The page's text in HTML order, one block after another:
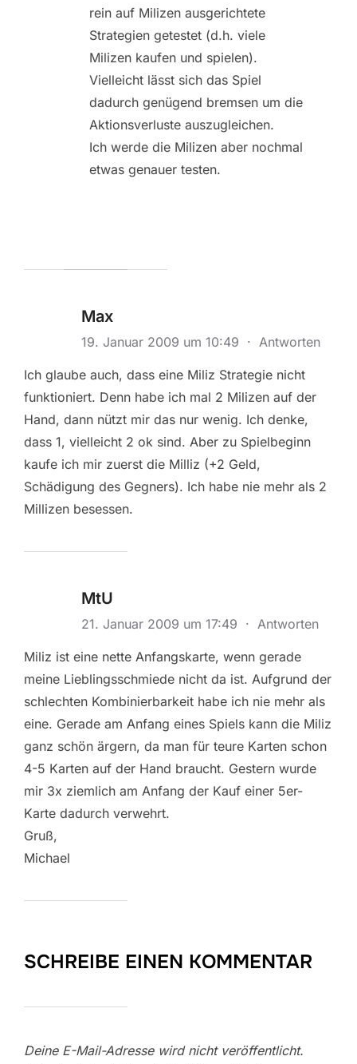
rein auf Milizen ausgerichtete
Strategien getestet (d.h. viele
Milizen kaufen und spielen).
Vielleicht lässt sich das Spiel
dadurch genügend bremsen um die
Aktionsverluste auszugleichen.
Ich werde die Milizen aber nochmal
etwas genauer testen.
Max
19. Januar 2009 um 10:49 · Antworten
Ich glaube auch, dass eine Miliz Strategie nicht
funktioniert. Denn habe ich mal 2 Milizen auf der
Hand, dann nützt mir das nur wenig. Ich denke,
dass 1, vielleicht 2 ok sind. Aber zu Spielbeginn
kaufe ich mir zuerst die Milliz (+2 Geld,
Schädigung des Gegners). Ich habe nie mehr als 2
Millizen besessen.
MtU
21. Januar 2009 um 17:49 · Antworten
Miliz ist eine nette Anfangskarte, wenn gerade
meine Lieblingsschmiede nicht da ist. Aufgrund der
schlechten Kombinierbarkeit habe ich nie mehr als
eine. Gerade am Anfang eines Spiels kann die Miliz
ganz schön ärgern, da man für teure Karten schon
4-5 Karten auf der Hand braucht. Gestern wurde
mir 3x ziemlich am Anfang der Kauf einer 5er-
Karte dadurch verwehrt.
Gruß,
Michael
SCHREIBE EINEN KOMMENTAR
Deine E-Mail-Adresse wird nicht veröffentlicht.